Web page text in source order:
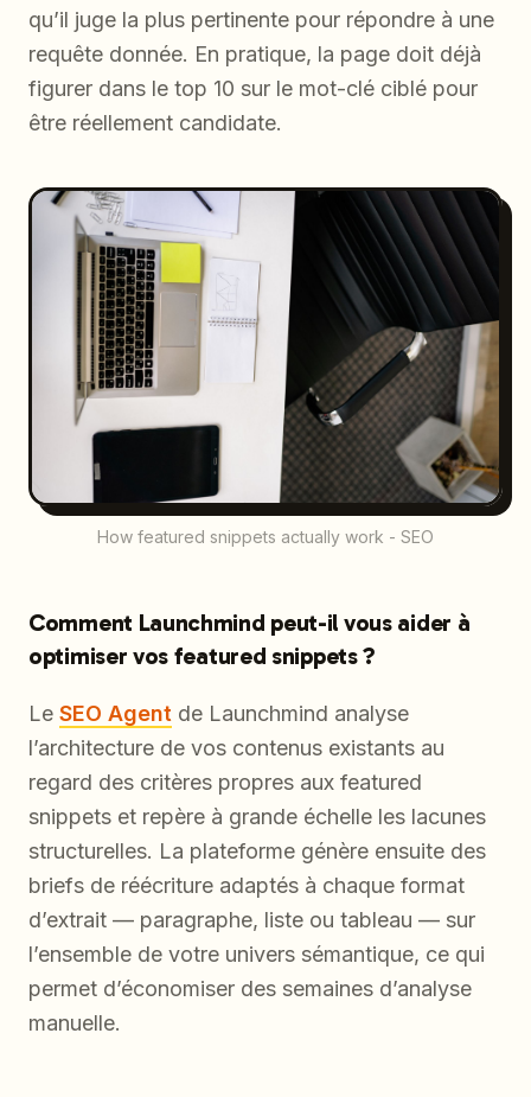
qu’il juge la plus pertinente pour répondre à une
requête donnée. En pratique, la page doit déjà
figurer dans le top 10 sur le mot-clé ciblé pour
être réellement candidate.
How featured snippets actually work - SEO
Comment Launchmind peut-il vous aider à
optimiser vos featured snippets ?
Le SEO Agent de Launchmind analyse
l’architecture de vos contenus existants au
regard des critères propres aux featured
snippets et repère à grande échelle les lacunes
structurelles. La plateforme génère ensuite des
briefs de réécriture adaptés à chaque format
d’extrait — paragraphe, liste ou tableau — sur
l’ensemble de votre univers sémantique, ce qui
permet d’économiser des semaines d’analyse
manuelle.